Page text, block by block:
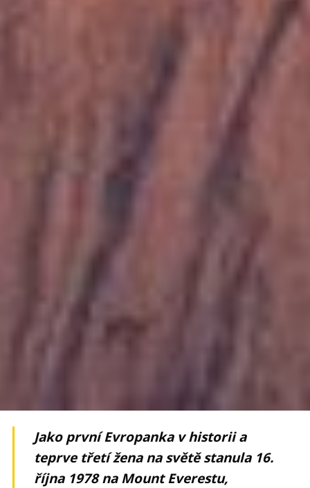
Jako první Evropanka v historii a
teprve třetí žena na světě stanula 16.
října 1978 na Mount Everestu,